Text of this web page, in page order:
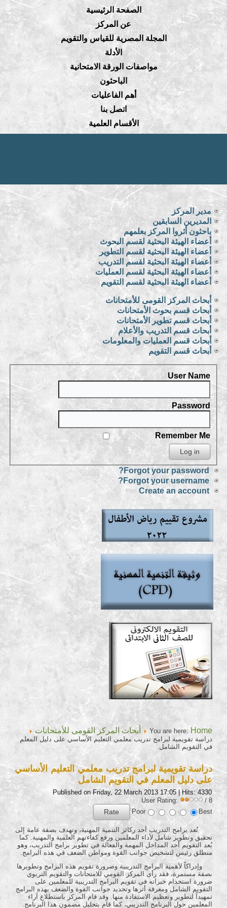
الصفحة الرئيسية
عن المركز
المجلة المصرية للقياس والتقويم
الأدلة
مواصفات الورقة الامتحانية
الباحثون
أهم الفاعليات
اتصل بنا
الأقسام العلمية
مدير المركز
المديرين السابقين
باحثون أثروا المركز بعلمهم
أعضاء الهيئة البحثية لقسم البحوث
أعضاء الهيئة البحثية لقسم التطوير
أعضاء الهيئة البحثية لقسم التدريب
أعضاء الهيئة البحثية لقسم العمليات
أعضاء الهيئة البحثية لقسم التقويم
أبحاث المركز القومى للأمتحانات
أبحاث قسم بحوث الأمتحانات
أبحاث قسم تطوير الأمتحانات
أبحاث قسم التدريب والأعلام
أبحاث قسم العمليات والمعلومات
أبحاث قسم التقويم
User Name
Password
Remember Me
Forgot your password?
Forgot your username?
Create an account
You are here: Home أبحاث المركز القومى للأمتحانات
دراسة تقويمية لبرامج تدريب معلمي التعليم الأساسي على دليل المعلم
في التقويم الشامل
دراسة تقويمية لبرامج تدريب معلمي التعليم الأساسي
على دليل المعلم في التقويم الشامل
Published on Friday, 22 March 2013 17:05| Hits: 4330
User Rating:
/ 8
Poor
Best
تُعد برامج التدريب أحد ركائز التنمية المهنية، وتهدف بصفة عامة إلى
تحقيق وتطوير شامل لأداء المعلمين ورفع كفاءتهم العلمية والمهنية. كما
يُعد التقويم أحد المداخل المهمة والفعالة في تطوير برامج التدريب، وهو
منطلق رئيس لتشخيص جوانب القوة ومواطن الضعف في هذه البرامج.
وإدراكاً لأهمية البرامج التدريبية وضرورة تقويم هذه البرامج وتطويرها
بصفة مستمرة، فقد رأى المركز القومي للامتحانات والتقويم التربوي
ضرورة استخدام خبراته في تقويم البرامج التدريبية للمعلمين على
التقويم الشامل ومعرفة أثرها وتحديد جوانب القوة والضعف بهذه البرامج
تمهيداً لتطوير وتعظيم الاستفادة منها. وقد قام المركز باستطلاع آراء
المعلمين حول البرنامج التدريبي، كما قام بتحليل مضمون هذا البرنامج.